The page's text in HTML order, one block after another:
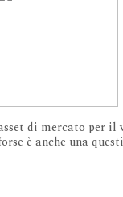
di mercato per il
è anche una